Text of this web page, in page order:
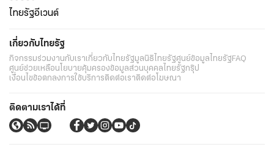
ไทยรัฐอีเวนต์
เกี่ยวกับไทยรัฐ
กิจกรรมร่วมงานกับเราเกี่ยวกับไทยรัฐมูลนิธิไทยรัฐศูนย์ข้อมูลไทยรัฐ FAQ
ศูนย์ช่วยเหลือนโยบายคุ้มครองข้อมูลส่วนบุคคลไทยรัฐกรุ๊ป
เงื่อนไขข้อตกลงการใช้บริการติดต่อเราติดต่อโฆษณา
ติดตามเราได้ที่